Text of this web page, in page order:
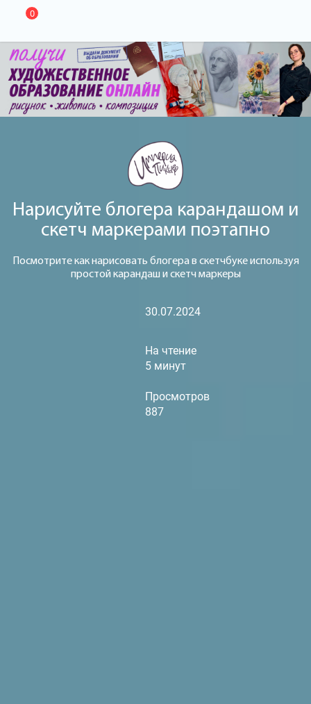
0
Нарисуйте блогера карандашом и
скетч маркерами поэтапно
Посмотрите как нарисовать блогера в скетчбуке используя
простой карандаш и скетч маркеры
30.07.2024
На чтение
5 минут
Просмотров
887